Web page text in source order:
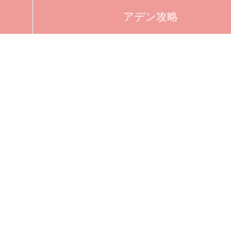
アデン攻略